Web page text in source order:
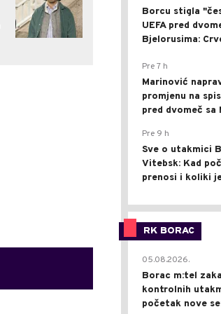
Borcu stigla
UEFA pred
Bjelorusima:
Pre 7 h
Marinović
promjenu na
pred dvomeč sa
Pre 9 h
Sve o utakmici
Vitebsk: Kad
prenosi i koliki
RK BORAC
05.08.2026.
Borac m:tel
kontrolnih
početak nove